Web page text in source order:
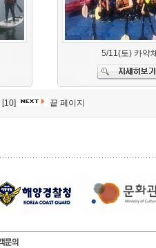
5/11(토) 카약
[10] 끝 페이지